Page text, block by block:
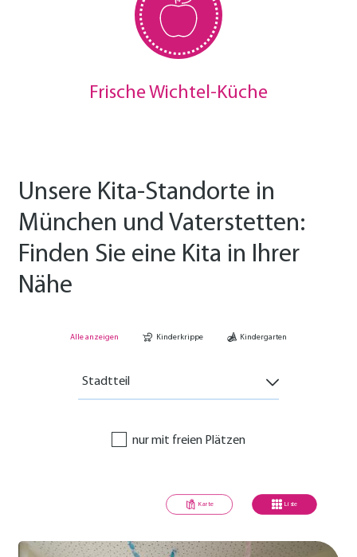
Frische Wichtel-Küche
Unsere Kita-Standorte in
München und Vaterstetten:
Finden Sie eine Kita in Ihrer
Nähe
Alle anzeigen Kinderkrippe Kindergarten
Stadtteil
nur mit freien Plätzen
Karte Liste